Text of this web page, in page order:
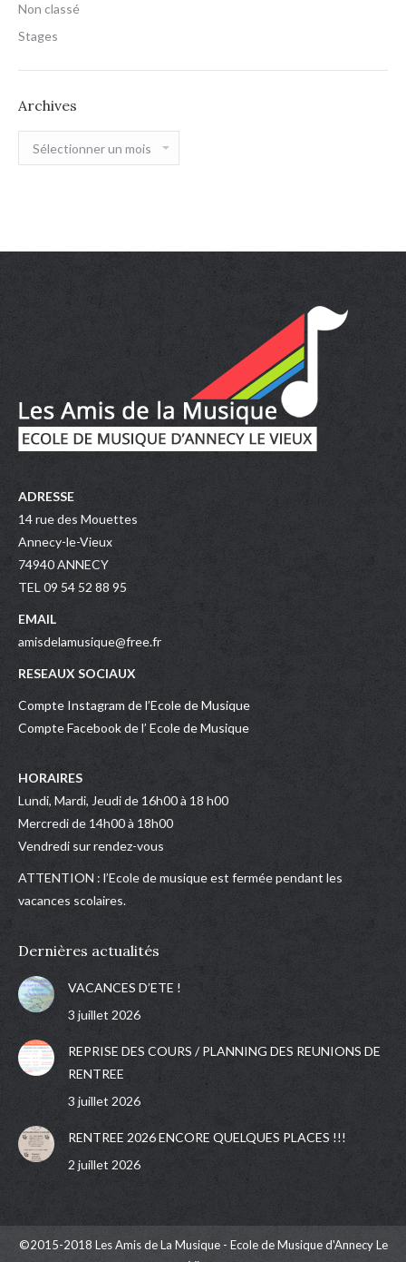
Non classé
Stages
Archives
Archives
ADRESSE
14 rue des Mouettes
Annecy-le-Vieux
74940 ANNECY
TEL 09 54 52 88 95
EMAIL
amisdelamusique@free.fr
RESEAUX SOCIAUX
Compte Instagram de l’Ecole de Musique
Compte Facebook de l’ Ecole de Musique
HORAIRES
Lundi, Mardi, Jeudi de 16h00 à 18 h00
Mercredi de 14h00 à 18h00
Vendredi sur rendez-vous
ATTENTION : l’Ecole de musique est fermée pendant les
vacances scolaires.
Dernières actualités
VACANCES D’ETE !
3 juillet 2026
REPRISE DES COURS / PLANNING DES REUNIONS DE
RENTREE
3 juillet 2026
RENTREE 2026 ENCORE QUELQUES PLACES !!!
2 juillet 2026
©2015-2018 Les Amis de La Musique - Ecole de Musique d'Annecy Le